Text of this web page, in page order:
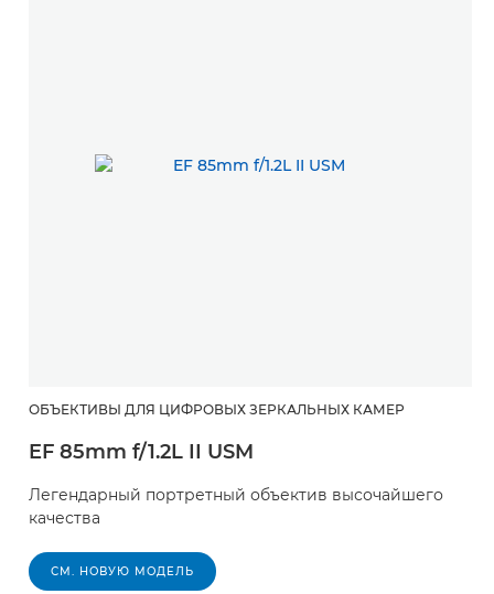
ОБЪЕКТИВЫ ДЛЯ ЦИФРОВЫХ ЗЕРКАЛЬНЫХ КАМЕР
EF 85mm f/1.2L II USM
Легендарный портретный объектив высочайшего
качества
СМ. НОВУЮ МОДЕЛЬ